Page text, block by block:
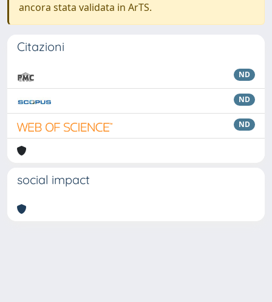
ancora stata validata in ArTS.
Citazioni
ND
ND
ND
social impact